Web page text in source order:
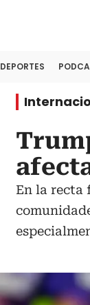
DEPORTES
En la recta